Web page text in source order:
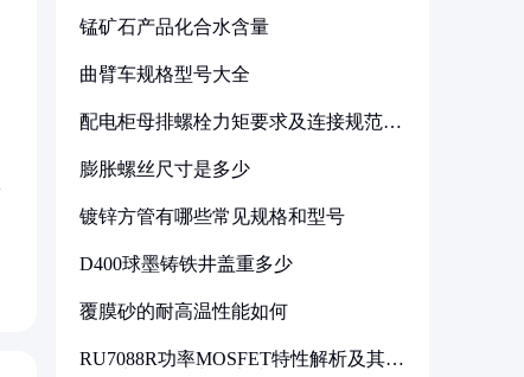
锰矿石产品化合水含量
曲臂车规格型号大全
配电柜母排螺栓力矩要求及连接规范详
膨胀螺丝尺寸是多少
镀锌方管有哪些常见规格和型号
D400球墨铸铁井盖重多少
覆膜砂的耐高温性能如何
RU7088R功率MOSFET特性解析及其在